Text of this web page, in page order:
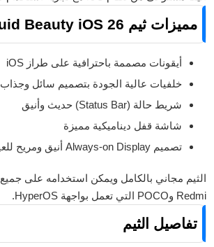
مميزات ثيم Liquid Beauty iOS 26
أيقونات مصممة باحترافية على طراز iOS
خلفيات عالية الجودة بتصميم سائل وجذاب
شريط حالة (Status Bar) حديث وأنيق
شاشة قفل ديناميكية مميزة
تصميم Always-on Display أنيق ومريح للعين
Redmi وPOCO التي تعمل بواجهة HyperOS.
تفاصيل الثيم